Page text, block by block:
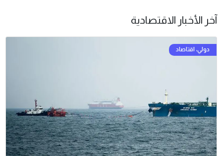
آخر الأخبار الاقتصادية